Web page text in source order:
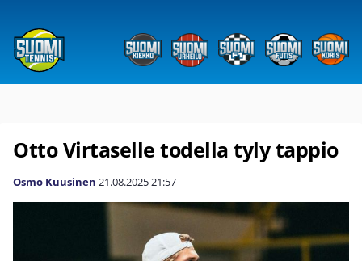
Otto Virtaselle todella tyly tappio
Osmo Kuusinen 21.08.202521:57